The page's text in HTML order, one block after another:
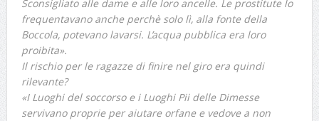
Sconsigliato alle dame e alle loro ancelle. Le prostitute lo
frequentavano anche perchè solo lì, alla fonte della
Boccola, potevano lavarsi. L’acqua pubblica era loro
proibita».
Il rischio per le ragazze di finire nel giro era quindi
rilevante?
«I Luoghi del soccorso e i Luoghi Pii delle Dimesse
servivano proprie per aiutare orfane e vedove a non